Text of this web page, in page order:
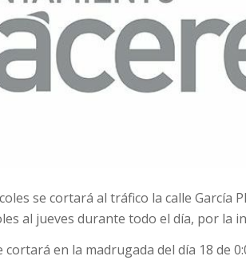
se cortará al tráfico la calle García
al jueves durante todo el día, por la
en la madrugada del día 18 de